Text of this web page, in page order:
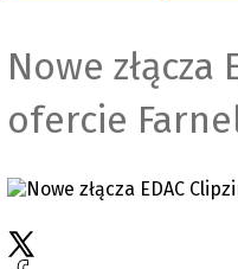
Nowe złącza
ofercie